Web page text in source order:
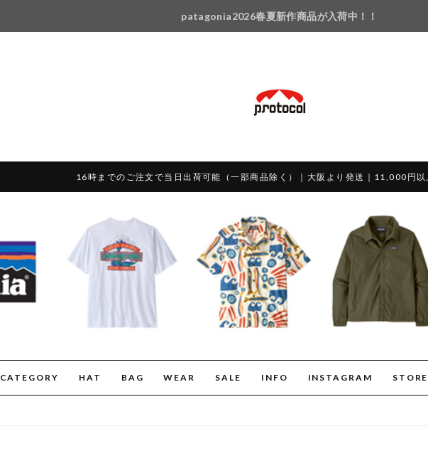
patagonia2026春夏新作商品が入荷中！！
16時までのご注文で当日出荷可能（一部商品除く）｜大阪より発送｜11,000円以
CATEGORY HAT BAG WEAR SALE INFO INSTAGRAM STORE